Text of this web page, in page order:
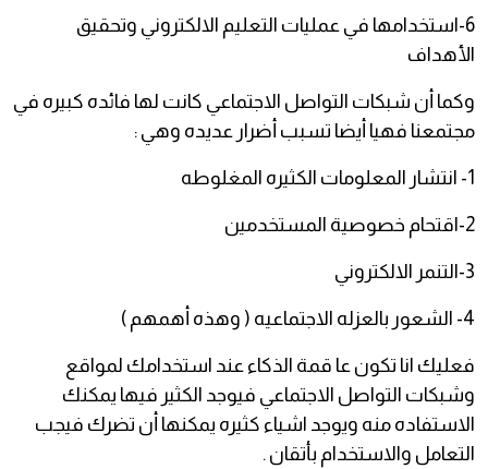
6-استخدامها في عمليات التعليم الالكتروني وتحقيق
الأهداف
وكما أن شبكات التواصل الاجتماعي كانت لها فائده كبيره في
مجتمعنا فهيا أيضا تسبب أضرار عديده وهي :
1- انتشار المعلومات الكثيره المغلوطه
2-اقتحام خصوصية المستخدمين
3-التنمر الالكتروني
4- الشعور بالعزله الاجتماعيه ( وهذه أهمهم )
فعليك انا تكون عا قمة الذكاء عند استخدامك لمواقع
وشبكات التواصل الاجتماعي فيوجد الكثير فيها يمكنك
الاستفاده منه ويوجد اشياء كثيره يمكنها أن تضرك فيجب
التعامل والاستخدام بأتقان .